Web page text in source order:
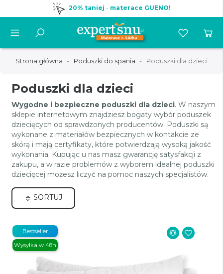
20% taniej - materace GUENO!
Strona główna Poduszki do spania Poduszki dla dzieci
Poduszki dla dzieci
Wygodne i bezpieczne poduszki dla dzieci. W naszym
sklepie internetowym znajdziesz bogaty wybór poduszek
dziecięcych od sprawdzonych producentów. Poduszki są
wykonane z materiałów bezpiecznych w kontakcie ze
skórą i mają certyfikaty, które potwierdzają wysoką jakość
wykonania. Kupując u nas masz gwarancję satysfakcji z
zakupu, a w razie problemów z wyborem idealnej poduszki
dziecięcej możesz liczyć na pomoc naszych specjalistów.
SORTUJ
Bestseller
Wysyłka w 48h